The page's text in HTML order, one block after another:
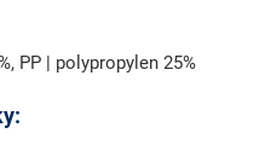
PP | polypropylen 25%